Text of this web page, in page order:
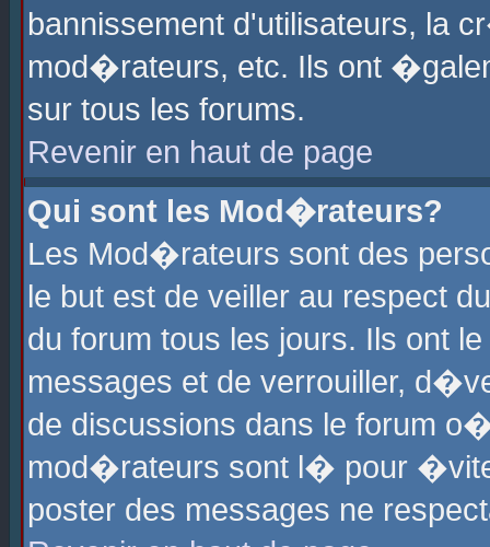
bannissement d'utilisateurs, la
mod�rateurs, etc. Ils ont
sur tous les forums.
Revenir en haut de page
Qui sont les Mod�rateurs?
Les Mod�rateurs sont des
le but est de veiller au respect
du forum tous les jours. Ils ont
messages et de verrouiller,
de discussions dans le forum
mod�rateurs sont l� pour
poster des messages ne